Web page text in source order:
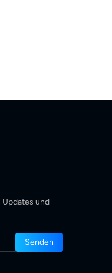
Updates und
Senden